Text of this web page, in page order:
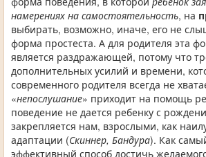
намерениях на самостоятельность, на
выбирать, возможно, иначе, его не
форма простеста. А для родителя эта
является раздражающей, потому что
дополнительных усилий и времени,
современного родителя всегда не
«непослушание» приходит на помощь
поведение не дается ребенку с
закрепляется нам, взрослыми, как
адаптации (Скиннер, Бандура). Как
эффективный способ достичь